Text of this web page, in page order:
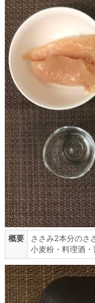
概要
ささみ2本分のさ
小麦粉・料理酒・